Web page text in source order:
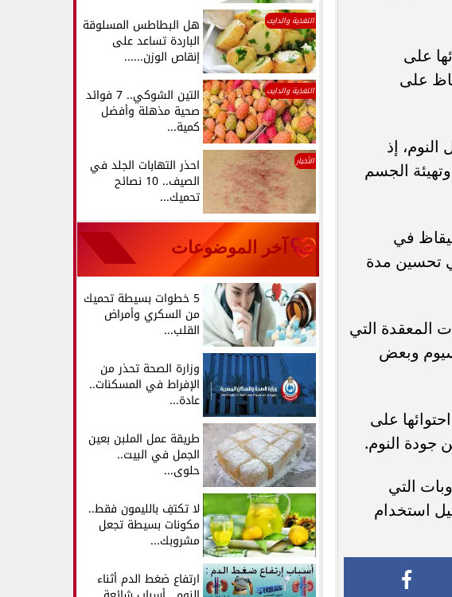
على
على
إذ
الجسم
في
تحسين مدة
المعقدة التي
وبعض
على
التي
استخدام
التغذية والدايت هل البطاطس المسلوقة
الباردة تساعد على
إنقاص الوزن......
التغذية والدايت التين الشوكي.. 7 فوائد
صحية مذهلة وأفضل
كمية...
الأخبار احذر التهابات الجلد في
الصيف.. 10 نصائح
تحميك...
آخر الموضوعات
5 خطوات بسيطة تحميك
من السكري وأمراض
القلب...
وزارة الصحة تحذر من
الإفراط في المسكنات..
عادة...
طريقة عمل الملبن بعين
الجمل في البيت..
حلوى...
لا تكتفِ بالليمون فقط..
مكونات بسيطة تجعل
مشروبك...
ارتفاع ضغط الدم أثناء